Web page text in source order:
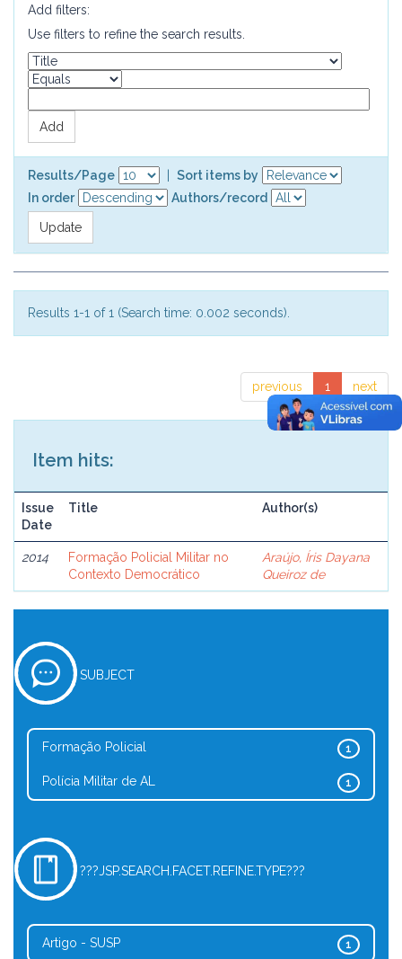
Add filters:
Use filters to refine the search results.
Results/Page
Sort items by
In order
Authors/record
Results 1-1 of 1 (Search time: 0.002 seconds).
previous 1 next
Item hits:
Issue
Date
Title Author(s)
2014
Formação Policial Militar no
Contexto Democrático
Araújo, Íris Dayana
Queiroz de
SUBJECT
1
Formação Policial
1
Polícia Militar de AL
???JSP.SEARCH.FACET.REFINE.TYPE???
1
Artigo - SUSP